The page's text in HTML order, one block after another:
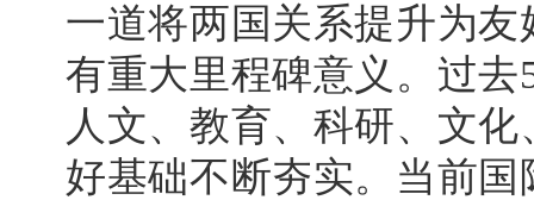
一道将两国关系提升为
有重大里程碑意义。过
人文、教育、科研、文
好基础不断夯实。当前